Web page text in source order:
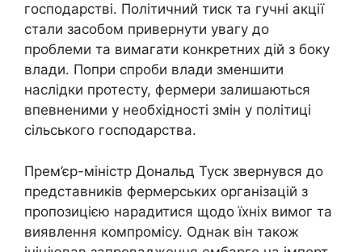
господарстві. Політичний тиск та гучні акції
стали засобом привернути увагу до
проблеми та вимагати конкретних дій з боку
влади. Попри спроби влади зменшити
наслідки протесту, фермери залишаються
впевненими у необхідності змін у політиці
сільського господарства.
Прем’єр-міністр Дональд Туск звернувся до
представників фермерських організацій з
пропозицією нарадитися щодо їхніх вимог та
виявлення компромісу. Однак він також